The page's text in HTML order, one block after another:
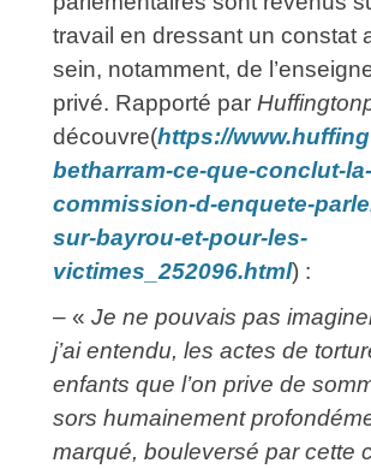
travail en dressant un constat
sein, notamment, de
privé. Rapporté par
découvre(https://
betharram-ce-que-conclut-la-
commission-d-enquete-
sur-bayrou-et-pour-les-
victimes_252096.html) :
– « Je ne pouvais pas
j’ai entendu, les actes de
enfants que l’on prive de
sors humainement
marqué, bouleversé par cette